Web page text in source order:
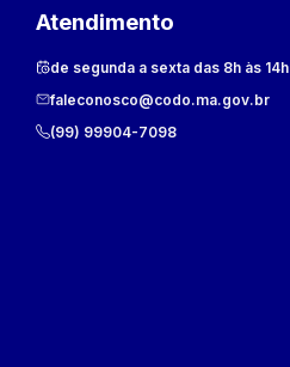
Atendimento
de segunda a sexta das 8h às 14h
faleconosco@codo.ma.gov.br
(99) 99904-7098